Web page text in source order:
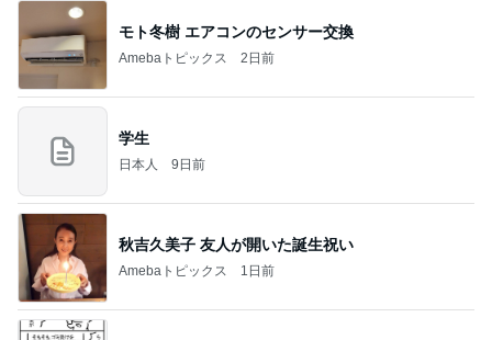
モト冬樹 エアコンのセンサー交換
Amebaトピックス 2日前
学生
日本人 9日前
秋吉久美子 友人が開いた誕生祝い
Amebaトピックス 1日前